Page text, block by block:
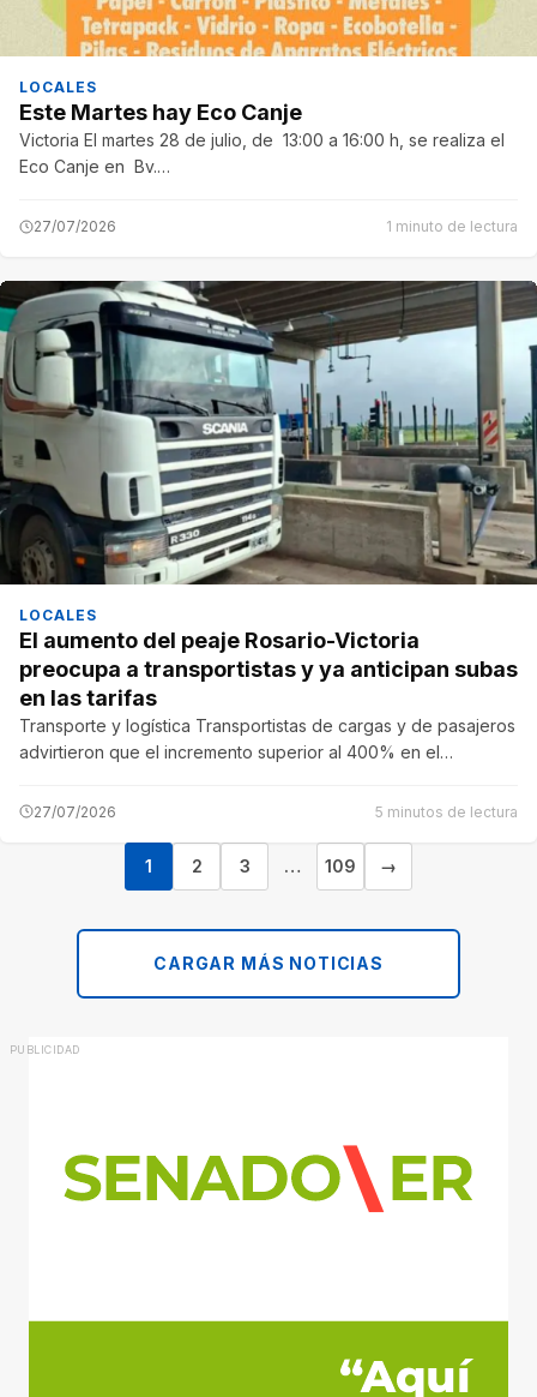
LOCALES
Este Martes hay Eco Canje
Victoria El martes 28 de julio, de 13:00 a 16:00 h, se realiza el
Eco Canje en Bv.…
27/07/2026 1 minuto de lectura
LOCALES
El aumento del peaje Rosario-Victoria
preocupa a transportistas y ya anticipan subas
en las tarifas
Transporte y logística Transportistas de cargas y de pasajeros
advirtieron que el incremento superior al 400% en el…
27/07/2026 5 minutos de lectura
1 2 3 … 109 →
CARGAR MÁS NOTICIAS